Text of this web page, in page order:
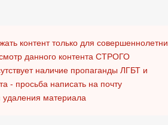
контент только для
данного контента СТРОГО
наличие пропаганды ЛГБТ и
- просьба написать на почту
удаления материала